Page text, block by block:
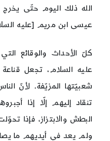
الله ذلك اليوم حتّى
عيسى ابن مريم [عليه
كلّ الأحداث والوقائع
عليه السلام، تجعل
شعبيّتها المزيّفة. لأنّ
تنقاد إليهم إلّا إذا
البطش والابتزاز، فإذا
ولم يعد في أيديهم ما